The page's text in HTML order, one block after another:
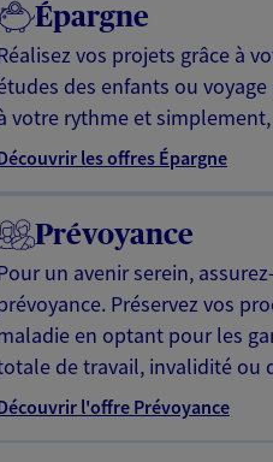
Épargne
vos projets grâce à
des enfants ou
votre rythme et
les offres Épargne
Prévoyance
un avenir serein,
Préservez vos
en optant pour les
de travail, invalidité ou
l'offre Prévoyance